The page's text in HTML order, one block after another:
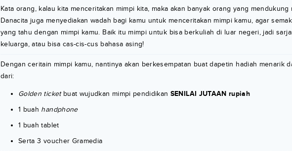
Kata orang, kalau kita menceritakan mimpi kita, maka akan banyak orang yang
Danacita juga menyediakan wadah bagi kamu untuk menceritakan mimpi kamu, agar
yang tahu dengan mimpi kamu. Baik itu mimpi untuk bisa berkuliah di luar negeri, jadi
keluarga, atau bisa cas-cis-cus bahasa asing!
Dengan ceritain mimpi kamu, nantinya akan berkesempatan buat dapetin hadiah menarik
dari:
Golden ticketbuat wujudkan mimpi pendidikan SENILAI JUTAAN rupiah
1 buah handphone
1 buah tablet
Serta 3 voucher Gramedia